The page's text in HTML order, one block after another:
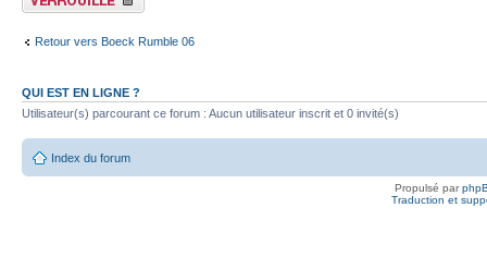
Retour vers Boeck Rumble 06
QUI EST EN LIGNE ?
Utilisateur(s) parcourant ce forum : Aucun utilisateur inscrit et 0 invité(s)
Index du forum
Propulsé par
Traduction et